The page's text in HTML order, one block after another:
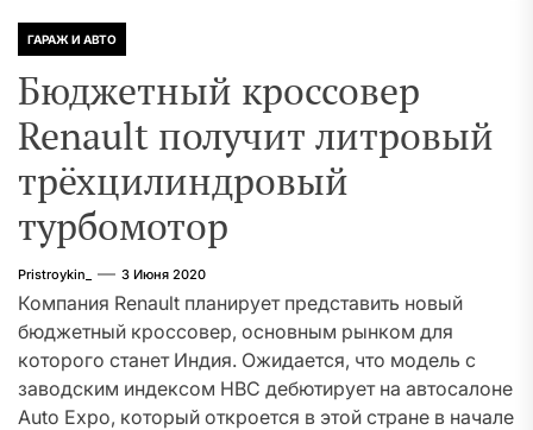
ГАРАЖ И АВТО
Бюджетный кроссовер
Renault получит литровый
трёхцилиндровый
турбомотор
Pristroykin_ 3 Июня 2020
Компания Renault планирует представить новый
бюджетный кроссовер, основным рынком для
которого станет Индия. Ожидается, что модель с
заводским индексом HBC дебютирует на автосалоне
Auto Expo, который откроется в этой стране в начале